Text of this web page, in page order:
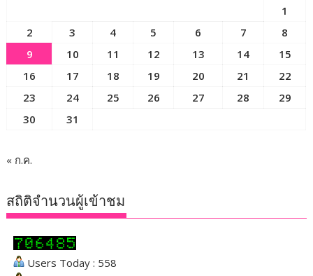
1
2
3 4 5 6 7
8
9
10 11 12 13 14
15
16
17 18 19 20 21
22
23
24 25 26 27 28
29
30
31
« ก.ค.
สถิติจำนวนผู้เข้าชม
Users Today : 558